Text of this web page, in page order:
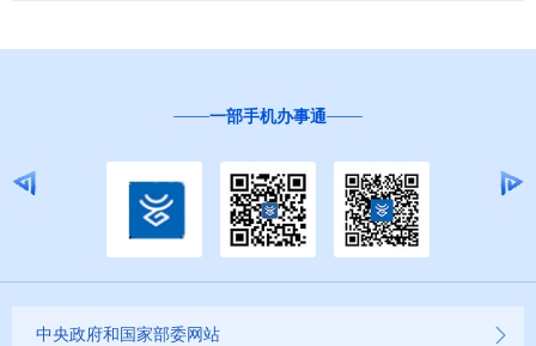
一部手机办事通
中央政府和国家部委网站